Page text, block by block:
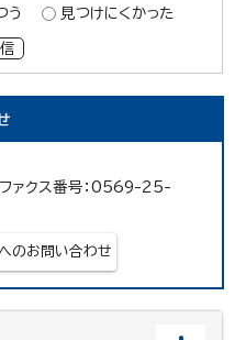
う 見つけにくかった
クス番号：0569-25-
のお問い合わせ